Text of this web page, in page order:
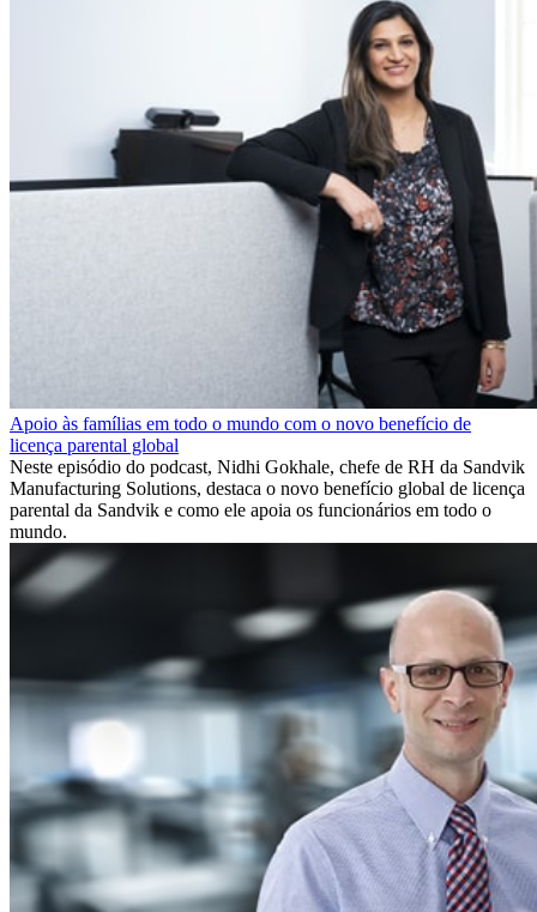
Apoio às famílias em todo o mundo com o novo benefício de
licença parental global
Neste episódio do podcast, Nidhi Gokhale, chefe de RH da Sandvik
Manufacturing Solutions, destaca o novo benefício global de licença
parental da Sandvik e como ele apoia os funcionários em todo o
mundo.